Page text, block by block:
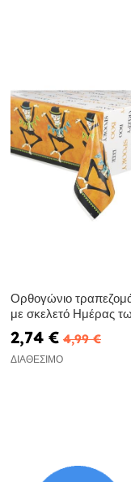
Ορθογώνιο
με σκελετό Ημέρας
Νεκρών - Ημέρα των
2,74 € 4,99 €
ΔΙΑΘΈΣΙΜΟ